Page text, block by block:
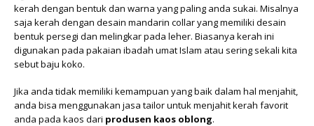
kerah dengan bentuk dan warna yang paling anda sukai. Misalnya
saja kerah dengan desain mandarin collar yang memiliki desain
bentuk persegi dan melingkar pada leher. Biasanya kerah ini
digunakan pada pakaian ibadah umat Islam atau sering sekali kita
sebut baju koko.
Jika anda tidak memiliki kemampuan yang baik dalam hal menjahit,
anda bisa menggunakan jasa tailor untuk menjahit kerah favorit
anda pada kaos dari produsen kaos oblong.